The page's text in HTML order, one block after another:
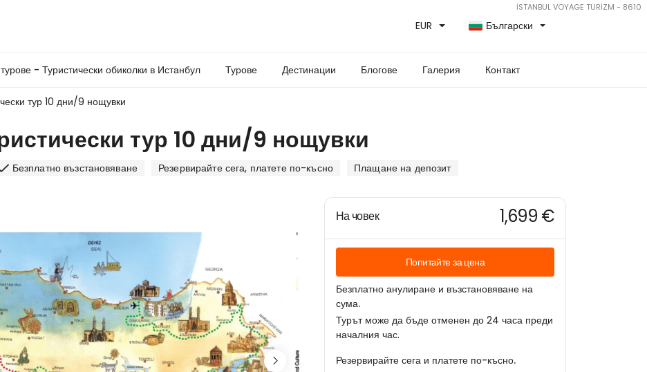
İSTANBUL VOYAGE TURİZM - 8610
EUR Български
- Туристически обиколки в Истанбул Турове Дестинации Блогове Галерия Контакт
тур 10 дни/9 нощувки
тур 10 дни/9 нощувки
Безплатно възстановяване Резервирайте сега, платете по-късно Плащане на депозит
На човек 1,699 €
Попитайте за цена
Безплатно анулиране и възстановяване на
сума.
Турът може да бъде отменен до 24 часа преди
началния час.
Резервирайте сега и платете по-късно.